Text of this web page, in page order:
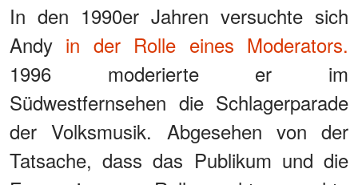
In den 1990er Jahren versuchte sich
Andy in der Rolle eines Moderators.
1996 moderierte er im
Südwestfernsehen die Schlagerparade
der Volksmusik. Abgesehen von der
Tatsache, dass das Publikum und die